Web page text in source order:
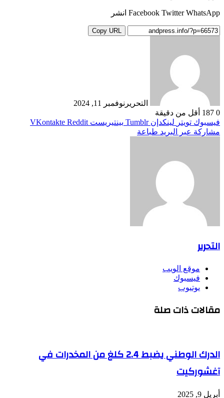
Facebook Twitter WhatsApp انشر
Copy URL
التحرير نوفمبر 11, 2024
0
أقل من دقيقة
فيسبوك تويتر لينكدإن بينتيريست
مشاركة عبر البريد طباعة
التحرير
موقع الويب
فيسبوك
يوتيوب
مقالات ذات صلة
الدرك الوطني يضبط 2.4 كلغ من المخدرات في
آغشوركيت
أبريل 9, 2025